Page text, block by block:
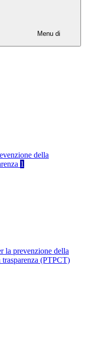
Menu di
della
1
la prevenzione della
(PTPCT)